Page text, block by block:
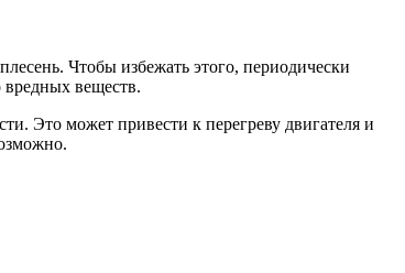
Чтобы избежать этого, периодически
вредных веществ.
Это может привести к перегреву двигателя и